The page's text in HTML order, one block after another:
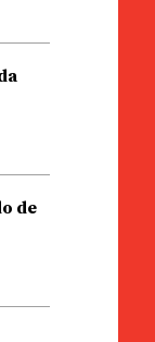
de